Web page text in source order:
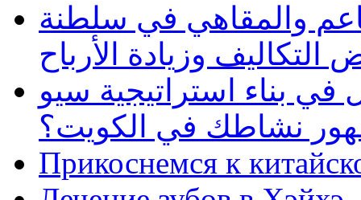
والمقاهي في سلطنة
وزيادة الأرباح
بناء استراتيجية سيو
نشاطك في الكويت؟
Прикоснемся к